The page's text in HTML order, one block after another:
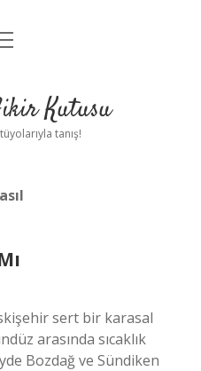
Kutusu
tanış!
sert bir karasal
arasında sıcaklık
Bozdağ ve Sündiken